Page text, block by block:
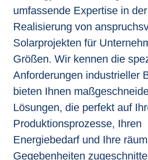
umfassende Expertise in der
Realisierung von
Solarprojekten für
Größen. Wir kennen die
Anforderungen industrieller
bieten Ihnen
Lösungen, die perfekt auf
Produktionsprozesse, Ihren
Energiebedarf und Ihre
Gegebenheiten